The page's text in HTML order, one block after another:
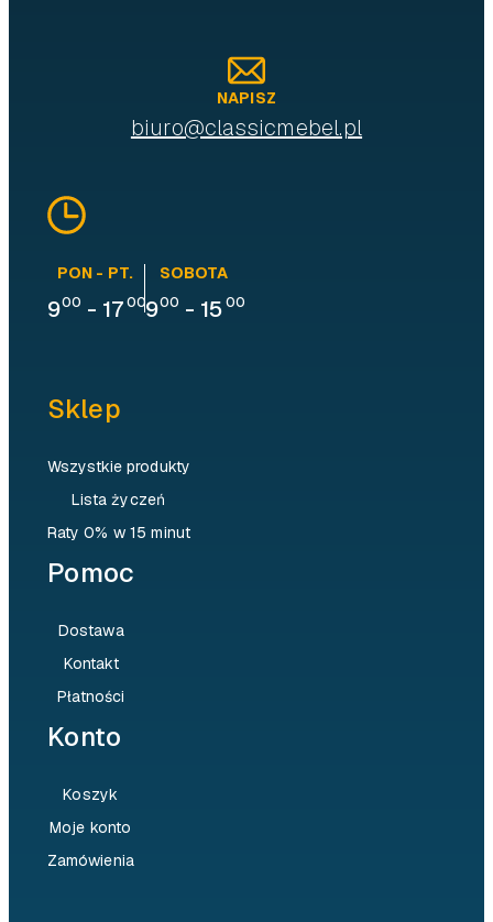
NAPISZ
biuro@classicmebel.pl
PON - PT.
900 - 17 00
SOBOTA
900 - 15 00
Sklep
Wszystkie produkty
Lista życzeń
Raty 0% w 15 minut
Pomoc
Dostawa
Kontakt
Płatności
Konto
Koszyk
Moje konto
Zamówienia